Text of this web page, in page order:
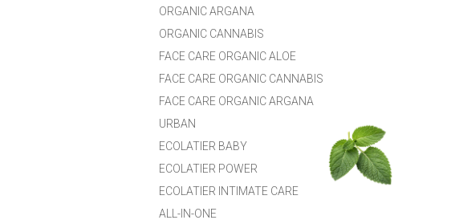
ORGANIC ARGANA
ORGANIC CANNABIS
FACE CARE ORGANIC ALOE
FACE CARE ORGANIC CANNABIS
FACE CARE ORGANIC ARGANA
URBAN
ECOLATIER BABY
ECOLATIER POWER
ECOLATIER INTIMATE CARE
ALL-IN-ONE